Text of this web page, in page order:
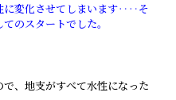
に変化させてしまいます‥‥そ
のスタートでした。
、地支がすべて水性になった